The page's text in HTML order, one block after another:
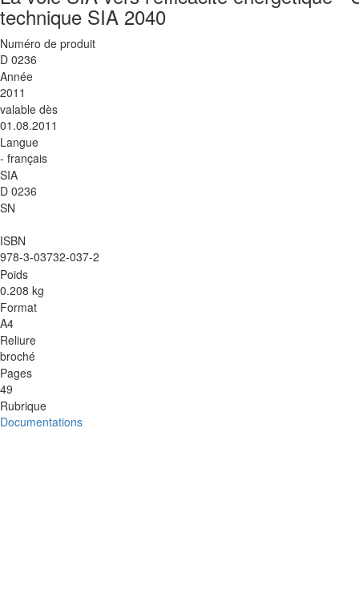
technique SIA 2040
Numéro de produit
D 0236
Année
2011
valable dès
01.08.2011
Langue
- français
SIA
D 0236
SN
ISBN
978-3-03732-037-2
Poids
0.208 kg
Format
A4
Reliure
broché
Pages
49
Rubrique
Documentations